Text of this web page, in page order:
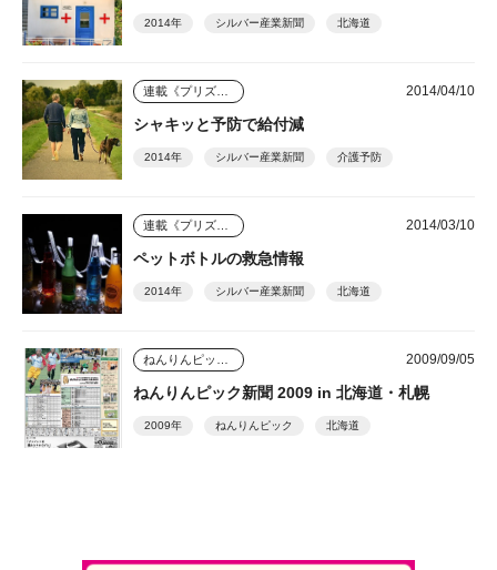
2014年 シルバー産業新聞 北海道
2014/04/10
シャキッと予防で給付減
2014年 シルバー産業新聞 介護予防
2014/03/10
ペットボトルの救急情報
2014年 シルバー産業新聞 北海道
2009/09/05
ねんりんピック新聞 2009 in 北海道・札幌
2009年 ねんりんピック 北海道